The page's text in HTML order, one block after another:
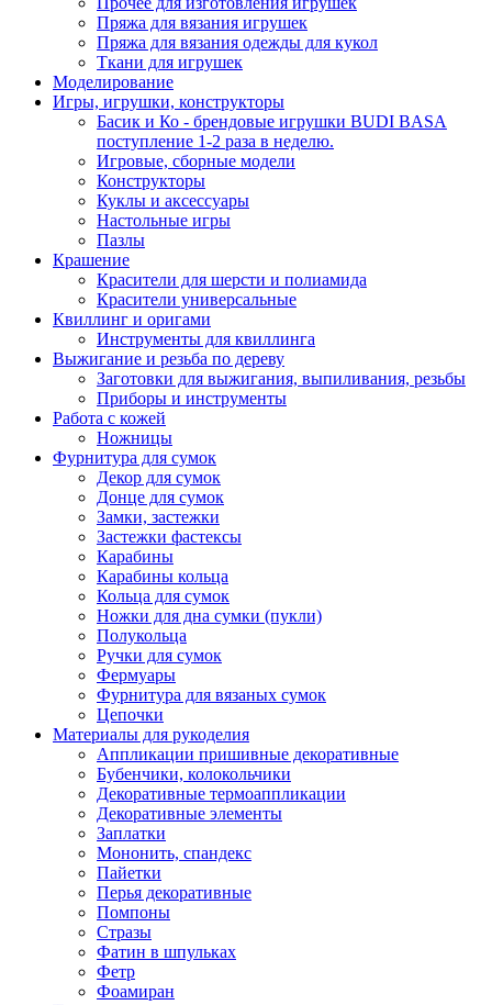
Пряжа для вязания игрушек
Пряжа для вязания одежды для кукол
Ткани для игрушек
Моделирование
Игры, игрушки, конструкторы
Басик и Ко - брендовые игрушки BUDI BASA
поступление 1-2 раза в неделю.
Игровые, сборные модели
Конструкторы
Куклы и аксессуары
Настольные игры
Пазлы
Крашение
Красители для шерсти и полиамида
Красители универсальные
Квиллинг и оригами
Инструменты для квиллинга
Выжигание и резьба по дереву
Заготовки для выжигания, выпиливания, резьбы
Приборы и инструменты
Работа с кожей
Ножницы
Фурнитура для сумок
Декор для сумок
Донце для сумок
Замки, застежки
Застежки фастексы
Карабины
Карабины кольца
Кольца для сумок
Ножки для дна сумки (пукли)
Полукольца
Ручки для сумок
Фермуары
Фурнитура для вязаных сумок
Цепочки
Материалы для рукоделия
Аппликации пришивные декоративные
Бубенчики, колокольчики
Декоративные термоаппликации
Декоративные элементы
Заплатки
Мононить, спандекс
Пайетки
Перья декоративные
Помпоны
Стразы
Фатин в шпульках
Фетр
Фоамиран